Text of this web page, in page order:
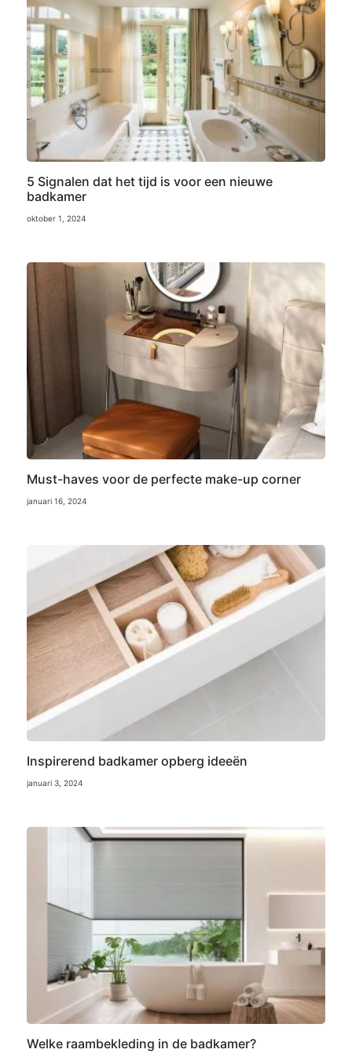
5 Signalen dat het tijd is voor een nieuwe
badkamer
oktober 1, 2024
Must-haves voor de perfecte make-up corner
januari 16, 2024
Inspirerend badkamer opberg ideeën
januari 3, 2024
Welke raambekleding in de badkamer?